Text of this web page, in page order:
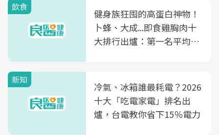
飲食
健身族狂囤的高蛋白神物！
卜蜂、大成...即食雞胸肉十
大排行出爐：第一名平均一
新知
冷氣、冰箱誰最耗電？2026
十大「吃電家電」排名出
爐，台電教你省下15％電力